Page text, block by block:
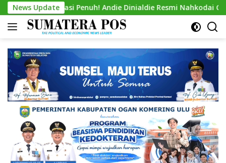
Skip
to
content
News Update
Aklamasi Penuh! Andie Dinialdie Resmi Nahkodai Golkar